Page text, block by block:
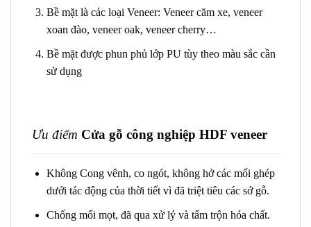
Bề mặt là các loại Veneer: Veneer căm xe, veneer
xoan đào, veneer oak, veneer cherry…
Bề mặt được phun phủ lớp PU tùy theo màu sắc cần
sử dụng
Ưu điểm Cửa gỗ công nghiệp HDF veneer
Không Cong vênh, co ngót, không hở các mối ghép
dưới tác động của thời tiết vì đã triệt tiêu các sớ gỗ.
Chống mối mọt, đã qua xử lý và tẩm trộn hóa chất.